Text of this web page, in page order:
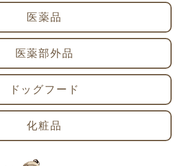
医薬品
医薬部外品
ドッグフード
化粧品